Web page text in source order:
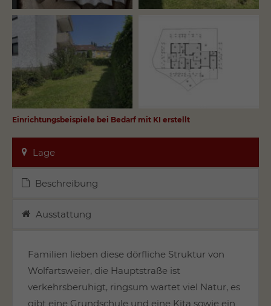
Einrichtungsbeispiele bei Bedarf mit KI erstellt
Lage
Beschreibung
Ausstattung
Familien lieben diese dörfliche Struktur von
Wolfartsweier, die Hauptstraße ist
verkehrsberuhigt, ringsum wartet viel Natur, es
gibt eine Grundschule und eine Kita sowie ein